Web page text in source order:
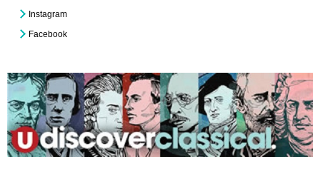
Instagram
Facebook